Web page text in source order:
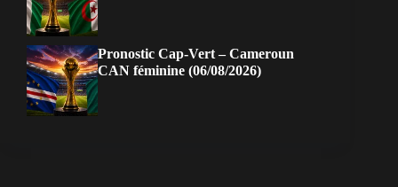
Pronostic Cap-Vert – Cameroun
CAN féminine (06/08/2026)